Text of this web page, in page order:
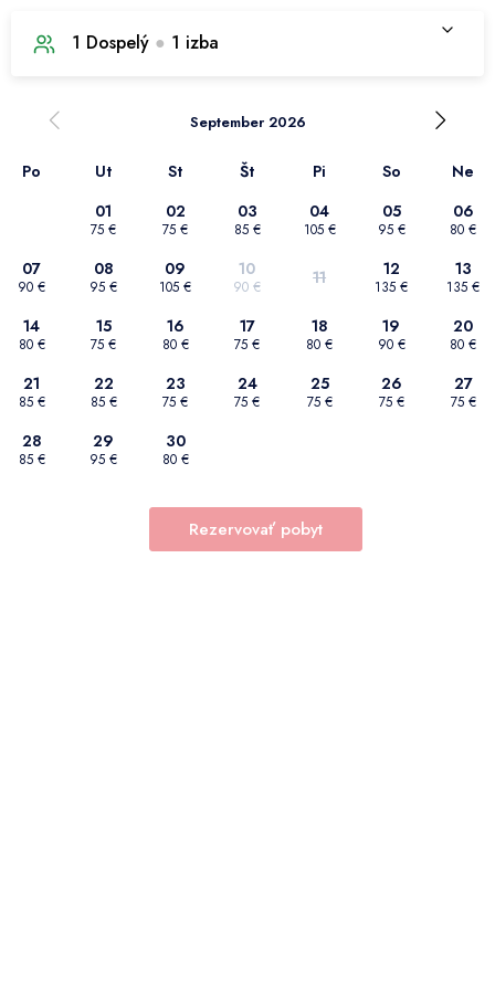
1 Dospelý ● 1 izba
Počet dospelých
September 2026
Po Ut St Št Pi So
Ne
01
75 €
02
75 €
03
85 €
04
105 €
05
95 €
06
80 €
07
90 €
08
95 €
09
105 €
10
90 € 11 12
135 €
13
135 €
14
80 €
15
75 €
16
80 €
17
75 €
18
80 €
19
90 €
20
80 €
21
85 €
22
85 €
23
75 €
24
75 €
25
75 €
26
75 €
27
75 €
28
85 €
29
95 €
30
80 €
Rezervovať pobyt